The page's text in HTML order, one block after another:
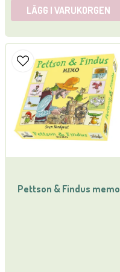
LÄGG I VARUKORGEN
Pettson & Findus memo